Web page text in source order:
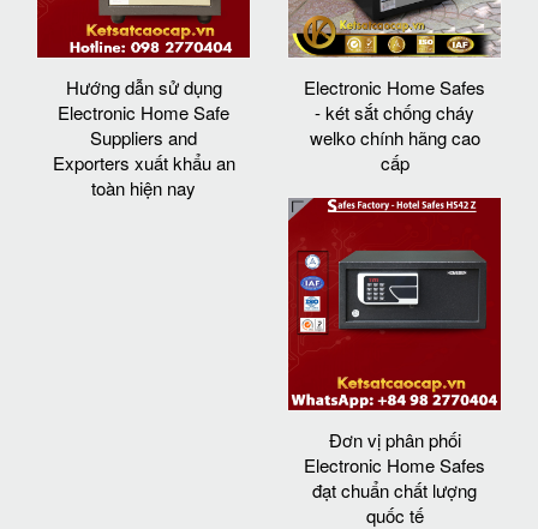
Hướng dẫn sử dụng
Electronic Home Safe
Suppliers and
Exporters xuất khẩu an
toàn hiện nay
Electronic Home Safes
- két sắt chống cháy
welko chính hãng cao
cấp
Đơn vị phân phối
Electronic Home Safes
đạt chuẩn chất lượng
quốc tế